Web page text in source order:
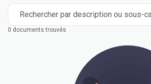
Rechercher par description ou sous-
0 documents trouvés